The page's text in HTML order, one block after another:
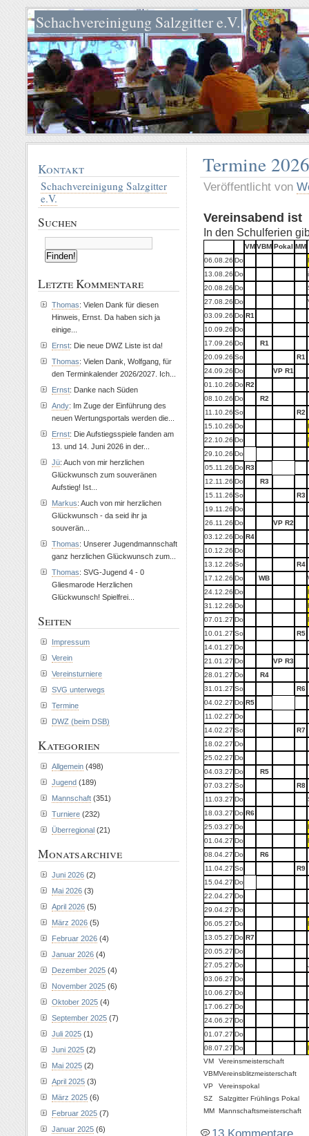
Schachvereinigung Salzgitter e.V.
Termine 2026
Veröffentlicht von
Vereinsabend ist
In den Schulferien
VMVBM Pokal MM
06.08.26 Do
13.08.26 Do
20.08.26 Do
27.08.26 Do
03.09.26 Do R1
10.09.26 Do
17.09.26 Do
R1
20.09.26 So
R1
24.09.26 Do
VP R1
01.10.26 Do R2
08.10.26 Do
R2
11.10.26 So
R2
15.10.26 Do
22.10.26 Do
29.10.26 Do
05.11.26 Do R3
12.11.26 Do
R3
15.11.26 So
R3
19.11.26 Do
26.11.26 Do
VP R2
03.12.26 Do R4
10.12.26 Do
13.12.26 So
R4
17.12.26 Do WB
24.12.26 Do
31.12.26 Do
07.01.27 Do
10.01.27 So
R5
14.01.27 Do
21.01.27 Do
VP R3
28.01.27 Do
R4
31.01.27 So
R6
04.02.27 Do R5
11.02.27 Do
14.02.27 So
R7
18.02.27 Do
25.02.27 Do
04.03.27 Do
R5
07.03.27 So
R8
11.03.27 Do
18.03.27 Do R6
25.03.27 Do
01.04.27 Do
08.04.27 Do
R6
11.04.27 So
R9
15.04.27 Do
22.04.27 Do
29.04.27 Do
06.05.27 Do
13.05.27 Do R7
20.05.27 Do
27.05.27 Do
03.06.27 Do
10.06.27 Do
17.06.27 Do
24.06.27 Do
01.07.27 Do
08.07.27 Do
VM
Vereinsmeisterschaft
VBMVereinsblitzmeisterschaft
VP
Vereinspokal
SZ
Salzgitter Frühlings Pokal
MM Mannschaftsmeisterschaft
13 Kommentare
Kontakt
Schachvereinigung Salzgitter
e.V.
Suchen
Letzte Kommentare
Thomas: Vielen Dank für diesen
Hinweis, Ernst. Da haben sich ja
einige...
Ernst: Die neue DWZ Liste ist da!
Thomas: Vielen Dank, Wolfgang, für
den Terminkalender 2026/2027. Ich...
Ernst: Danke nach Süden
Andy: Im Zuge der Einführung des
neuen Wertungsportals werden die...
Ernst: Die Aufstiegsspiele fanden am
13. und 14. Juni 2026 in der...
Jü: Auch von mir herzlichen
Glückwunsch zum souveränen
Aufstieg! Ist...
Markus: Auch von mir herzlichen
Glückwunsch - da seid ihr ja
souverän...
Thomas: Unserer Jugendmannschaft
ganz herzlichen Glückwunsch zum...
Thomas: SVG-Jugend 4 - 0
Gliesmarode Herzlichen
Glückwunsch! Spielfrei...
Seiten
Impressum
Verein
Vereinsturniere
SVG unterwegs
Termine
DWZ (beim DSB)
Kategorien
Allgemein (498)
Jugend (189)
Mannschaft (351)
Turniere (232)
Überregional (21)
Monatsarchive
Juni 2026 (2)
Mai 2026 (3)
April 2026 (5)
März 2026 (5)
Februar 2026 (4)
Januar 2026 (4)
Dezember 2025 (4)
November 2025 (6)
Oktober 2025 (4)
September 2025 (7)
Juli 2025 (1)
Juni 2025 (2)
Mai 2025 (2)
April 2025 (3)
März 2025 (6)
Februar 2025 (7)
Januar 2025 (6)